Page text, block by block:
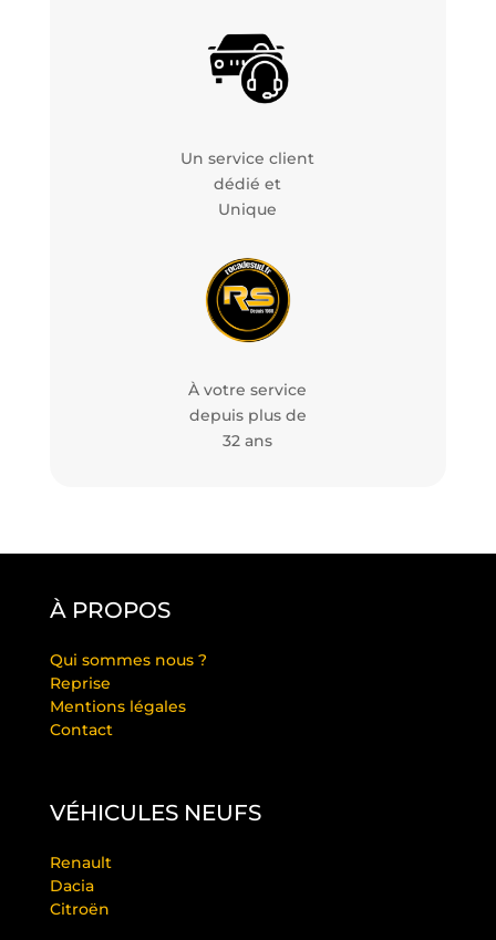
Un service client
dédié et
Unique
À votre service
depuis plus de
32 ans
À PROPOS
Qui sommes nous ?
Reprise
Mentions légales
Contact
VÉHICULES NEUFS
Renault
Dacia
Citroën